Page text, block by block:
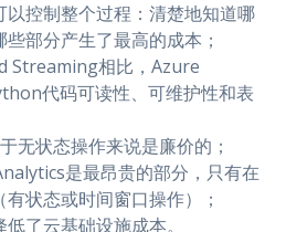
以控制整个过程：清楚地知道哪
部分产生了最高的成本；
Streaming相比，Azure
代码可读性、可维护性和表
无状态操作来说是廉价的；
是最昂贵的部分，只有在
状态或时间窗口操作）；
了云基础设施成本。